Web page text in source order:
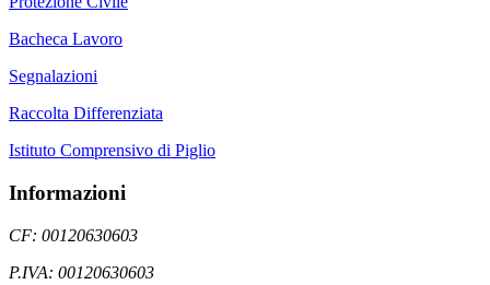
Bacheca Lavoro
Segnalazioni
Raccolta Differenziata
Istituto Comprensivo di Piglio
Informazioni
CF: 00120630603
P.IVA: 00120630603